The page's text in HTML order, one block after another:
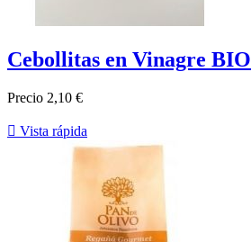
Cebollitas en Vinagre BIO
Precio 2,10 €
 Vista rápida